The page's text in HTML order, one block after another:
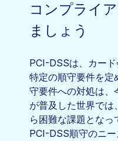
コンプライ
ましょう
PCI-DSSは、カー
特定の順守要件を
守要件への対処は、
が普及した世界で
ら困難な課題となっ
PCI-DSS順守のニ